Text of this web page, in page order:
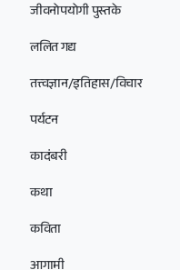
जीवनोपयोगी पुस्तके
ललित गद्य
तत्त्वज्ञान/इतिहास/विचार
पर्यटन
कादंबरी
कथा
कविता